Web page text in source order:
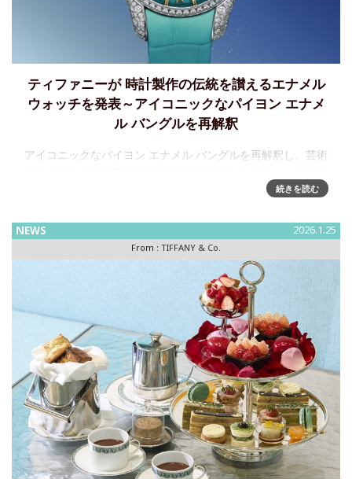
ティファニーが 時計製作の伝統を讃えるエナメル
ウォッチを発表～アイコニックなパイヨン エナメ
ル バングルを再解釈
アイコニックなパイヨン エナメル バングルを再解釈し、芸術
表ティファニーは、ジャン・シュランバージェのデザインに
チを発表し
続きを読む
NEWS 2026.1.25
From : TIFFANY & Co.